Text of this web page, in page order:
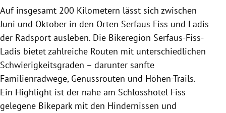
Auf insgesamt 200 Kilometern lässt sich zwischen
Juni und Oktober in den Orten Serfaus Fiss und Ladis
der Radsport ausleben. Die Bikeregion Serfaus-Fiss-
Ladis bietet zahlreiche Routen mit unterschiedlichen
Schwierigkeitsgraden – darunter sanfte
Familienradwege, Genussrouten und Höhen-Trails.
Ein Highlight ist der nahe am Schlosshotel Fiss
gelegene Bikepark mit den Hindernissen und